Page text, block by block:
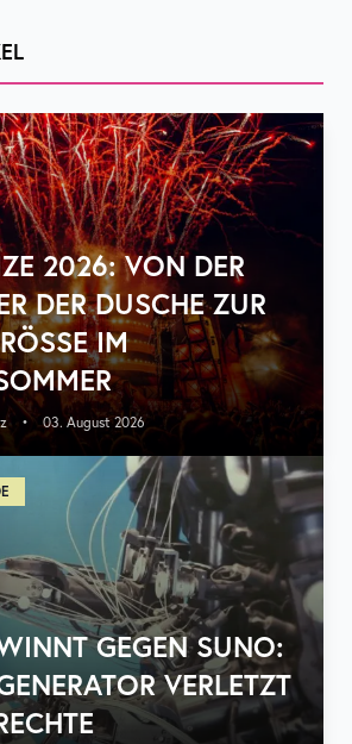
2026: VON DER
DER DUSCHE ZUR
IM F
• 03. August 2026
GEGEN SUNO:
VERLETZT